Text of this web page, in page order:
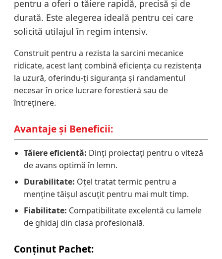
pentru a oferi o tăiere rapidă, precisă și de
durată. Este alegerea ideală pentru cei care
solicită utilajul în regim intensiv.
Construit pentru a rezista la sarcini mecanice
ridicate, acest lanț combină eficiența cu rezistența
la uzură, oferindu-ți siguranța și randamentul
necesar în orice lucrare forestieră sau de
întreținere.
Avantaje și Beneficii:
Tăiere eficientă: Dinți proiectați pentru o viteză
de avans optimă în lemn.
Durabilitate: Oțel tratat termic pentru a
menține tăișul ascuțit pentru mai mult timp.
Fiabilitate: Compatibilitate excelentă cu lamele
de ghidaj din clasa profesională.
Conținut Pachet: